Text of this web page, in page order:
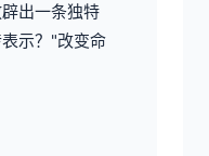
出一条独特
示？"改变命